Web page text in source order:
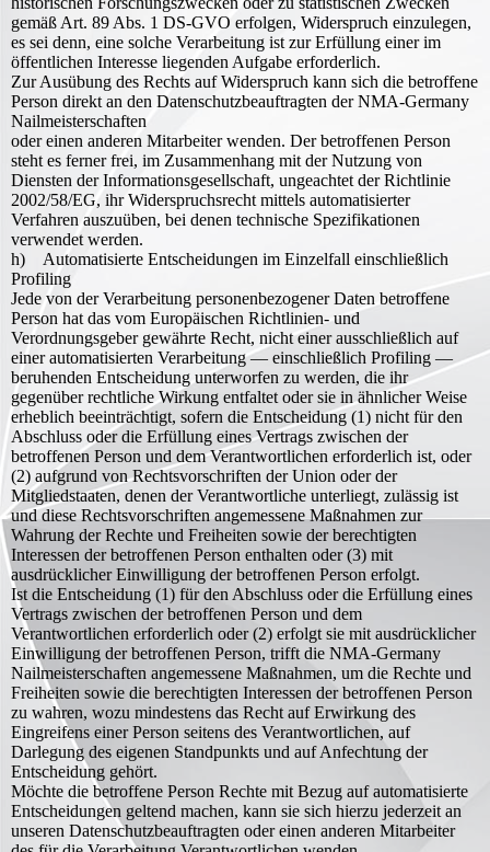
gemäß Art. 89 Abs. 1 DS-GVO erfolgen, Widerspruch einzulegen,
es sei denn, eine solche Verarbeitung ist zur Erfüllung einer im
öffentlichen Interesse liegenden Aufgabe erforderlich.
Zur Ausübung des Rechts auf Widerspruch kann sich die betroffene
Person direkt an den Datenschutzbeauftragten der NMA-Germany
Nailmeisterschaften
oder einen anderen Mitarbeiter wenden. Der betroffenen Person
steht es ferner frei, im Zusammenhang mit der Nutzung von
Diensten der Informationsgesellschaft, ungeachtet der Richtlinie
2002/58/EG, ihr Widerspruchsrecht mittels automatisierter
Verfahren auszuüben, bei denen technische Spezifikationen
verwendet werden.
h) Automatisierte Entscheidungen im Einzelfall einschließlich
Profiling
Jede von der Verarbeitung personenbezogener Daten betroffene
Person hat das vom Europäischen Richtlinien- und
Verordnungsgeber gewährte Recht, nicht einer ausschließlich auf
einer automatisierten Verarbeitung — einschließlich Profiling —
beruhenden Entscheidung unterworfen zu werden, die ihr
gegenüber rechtliche Wirkung entfaltet oder sie in ähnlicher Weise
erheblich beeinträchtigt, sofern die Entscheidung (1) nicht für den
Abschluss oder die Erfüllung eines Vertrags zwischen der
betroffenen Person und dem Verantwortlichen erforderlich ist, oder
(2) aufgrund von Rechtsvorschriften der Union oder der
Mitgliedstaaten, denen der Verantwortliche unterliegt, zulässig ist
und diese Rechtsvorschriften angemessene Maßnahmen zur
Wahrung der Rechte und Freiheiten sowie der berechtigten
Interessen der betroffenen Person enthalten oder (3) mit
ausdrücklicher Einwilligung der betroffenen Person erfolgt.
Ist die Entscheidung (1) für den Abschluss oder die Erfüllung eines
Vertrags zwischen der betroffenen Person und dem
Verantwortlichen erforderlich oder (2) erfolgt sie mit ausdrücklicher
Einwilligung der betroffenen Person, trifft die NMA-Germany
Nailmeisterschaften angemessene Maßnahmen, um die Rechte und
Freiheiten sowie die berechtigten Interessen der betroffenen Person
zu wahren, wozu mindestens das Recht auf Erwirkung des
Eingreifens einer Person seitens des Verantwortlichen, auf
Darlegung des eigenen Standpunkts und auf Anfechtung der
Entscheidung gehört.
Möchte die betroffene Person Rechte mit Bezug auf automatisierte
Entscheidungen geltend machen, kann sie sich hierzu jederzeit an
unseren Datenschutzbeauftragten oder einen anderen Mitarbeiter